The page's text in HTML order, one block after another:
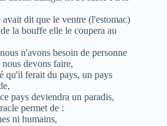
dit que le ventre (l'estomac)
la bouffe elle le coupera au
n'avons besoin de personne
devons faire,
qu'il ferait du pays, un pays
pays deviendra un paradis,
permet de :
ni humains,